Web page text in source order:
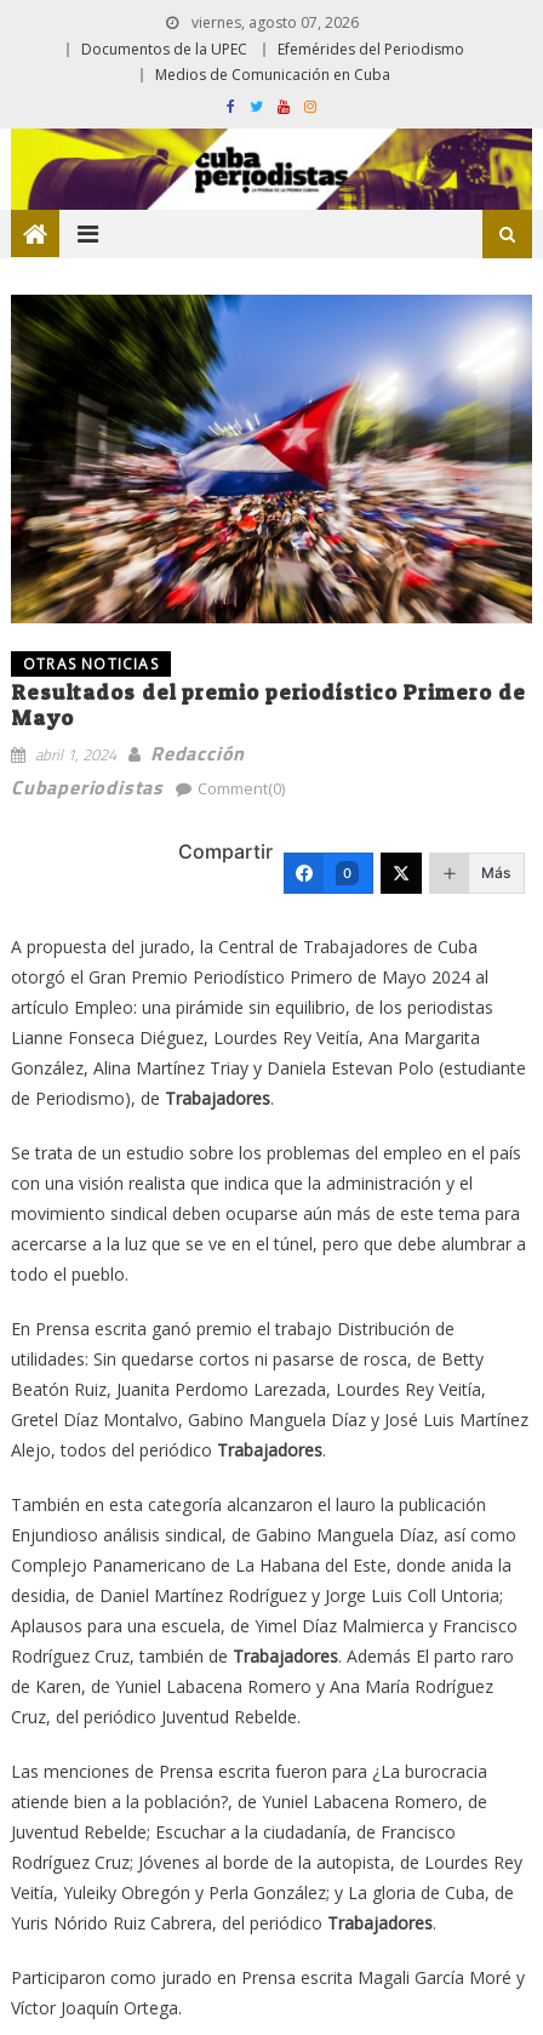
viernes, agosto 07, 2026
Documentos de la UPEC
Efemérides del Periodismo
Medios de Comunicación en Cuba
OTRAS NOTICIAS
Resultados del premio periodístico Primero de
Mayo
abril 1, 2024
Redacción
Cubaperiodistas
Comment(0)
Compartir
0 Más
A propuesta del jurado, la Central de Trabajadores de Cuba
otorgó el Gran Premio Periodístico Primero de Mayo 2024 al
artículo Empleo: una pirámide sin equilibrio, de los periodistas
Lianne Fonseca Diéguez, Lourdes Rey Veitía, Ana Margarita
González, Alina Martínez Triay y Daniela Estevan Polo (estudiante
de Periodismo), de Trabajadores.
Se trata de un estudio sobre los problemas del empleo en el país
con una visión realista que indica que la administración y el
movimiento sindical deben ocuparse aún más de este tema para
acercarse a la luz que se ve en el túnel, pero que debe alumbrar a
todo el pueblo.
En Prensa escrita ganó premio el trabajo Distribución de
utilidades: Sin quedarse cortos ni pasarse de rosca, de Betty
Beatón Ruiz, Juanita Perdomo Larezada, Lourdes Rey Veitía,
Gretel Díaz Montalvo, Gabino Manguela Díaz y José Luis Martínez
Alejo, todos del periódico Trabajadores.
También en esta categoría alcanzaron el lauro la publicación
Enjundioso análisis sindical, de Gabino Manguela Díaz, así como
Complejo Panamericano de La Habana del Este, donde anida la
desidia, de Daniel Martínez Rodríguez y Jorge Luis Coll Untoria;
Aplausos para una escuela, de Yimel Díaz Malmierca y Francisco
Rodríguez Cruz, también de Trabajadores. Además El parto raro
de Karen, de Yuniel Labacena Romero y Ana María Rodríguez
Cruz, del periódico Juventud Rebelde.
Las menciones de Prensa escrita fueron para ¿La burocracia
atiende bien a la población?, de Yuniel Labacena Romero, de
Juventud Rebelde; Escuchar a la ciudadanía, de Francisco
Rodríguez Cruz; Jóvenes al borde de la autopista, de Lourdes Rey
Veitía, Yuleiky Obregón y Perla González; y La gloria de Cuba, de
Yuris Nórido Ruiz Cabrera, del periódico Trabajadores.
Participaron como jurado en Prensa escrita Magali García Moré y
Víctor Joaquín Ortega.